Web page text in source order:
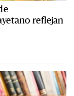
reflejan